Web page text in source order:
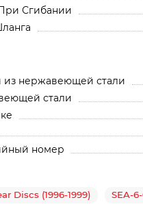
Сгибании
нержавеющей стали
стали
номер
Discs (1996-1999) SEA-